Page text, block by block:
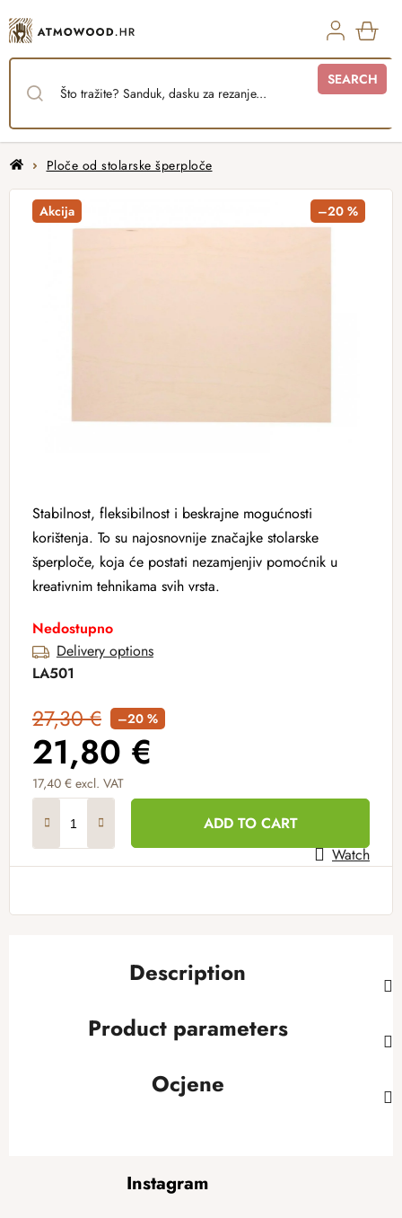
to
content
SEARCH
HomePloče od stolarske šperploče
Stabilnost, fleksibilnost i beskrajne mogućnosti
korištenja. To su najosnovnije značajke stolarske
šperploče, koja će postati nezamjenjiv pomoćnik u
kreativnim tehnikama svih vrsta.
Nedostupno
Delivery options
LA501
27,30 € –20 %
21,80 €
17,40 € excl. VAT
ADD TO CART
Watch
Akcija –20 %
Description
Product parameters
Ocjene
Instagram